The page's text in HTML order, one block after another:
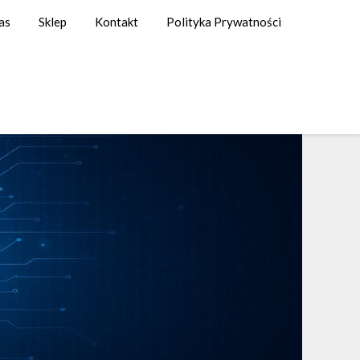
Sklep Kontakt Polityka Prywatności